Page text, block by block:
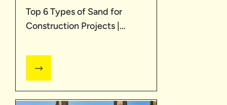
Top 6 Types of Sand for
Construction Projects |